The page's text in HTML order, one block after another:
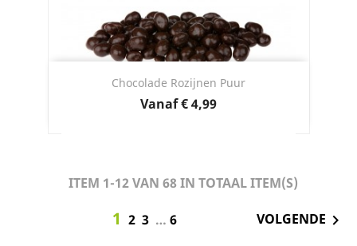
Chocolade Rozijnen Puur
VanafPrijs
€ 4,99
ITEM 1-12 VAN 68 IN TOTAAL ITEM(S)
1 2 3 … 6 VOLGENDE 